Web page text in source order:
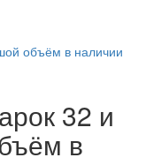
объём в наличии
32 и
в